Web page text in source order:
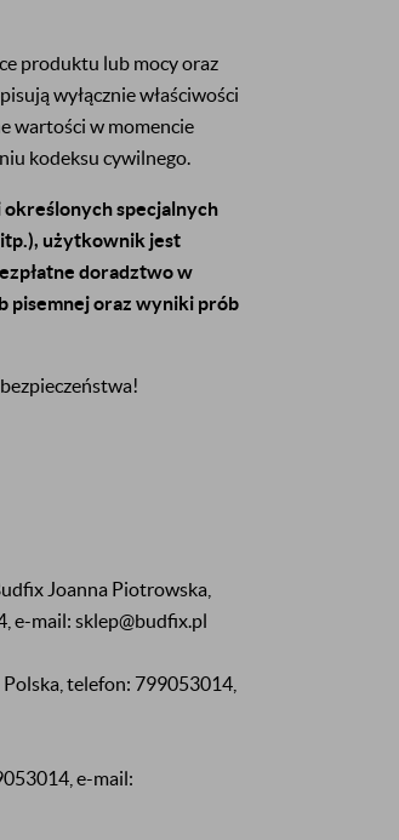
produktu lub mocy oraz
wyłącznie właściwości
wartości w momencie
kodeksu cywilnego.
specjalnych
użytkownik jest
doradztwo w
pisemnej oraz wyniki prób
Joanna Piotrowska,
e-mail: sklep@budfix.pl
telefon: 799053014,
e-mail: